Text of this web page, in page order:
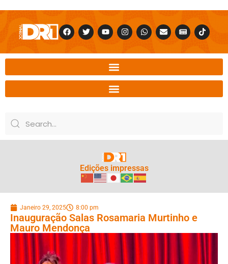
Edições impressas
Janeiro 29, 2025 8:00 pm
Inauguração Salas Rosamaria Murtinho e
Mauro Mendonça